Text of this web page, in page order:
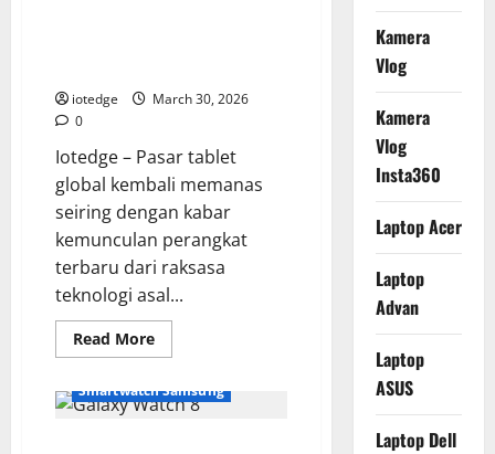
yang
Terjangkau
iotedge
March 30, 2026
0
Iotedge – Pasar tablet
global kembali memanas
seiring dengan kabar
kemunculan perangkat
terbaru dari raksasa
teknologi asal...
Read MoreRead
more
Pad
5
Smartwatch Samsung
Kamera
Vlog
Kamera
Vlog
Insta360
Laptop Acer
Laptop
Advan
Laptop
ASUS
Laptop Dell